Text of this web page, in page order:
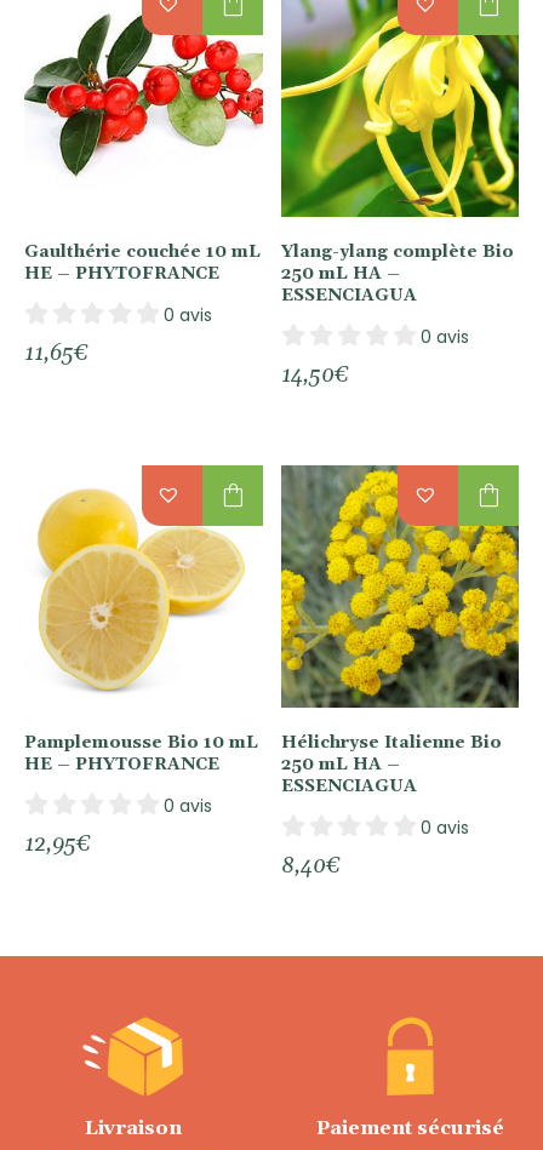
Gaulthérie couchée 10 mL
HE – PHYTOFRANCE
0 avis
11,65€
Ylang-ylang complète Bio
250 mL HA –
ESSENCIAGUA
0 avis
14,50€
Pamplemousse Bio 10 mL
HE – PHYTOFRANCE
0 avis
12,95€
shopping_bag
Hélichryse Italienne Bio
250 mL HA –
ESSENCIAGUA
0 avis
8,40€
shopping_bag
Livraison
Paiement sécurisé